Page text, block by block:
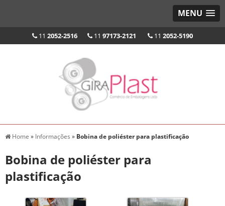
MENU
11 2052-2516 11 97173-2121 11 2052-5190
Home » Informações » Bobina de poliéster para plastificação
Bobina de poliéster para
plastificação